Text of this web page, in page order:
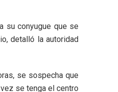
su conyugue que se
detalló la autoridad
se sospecha que
se tenga el centro